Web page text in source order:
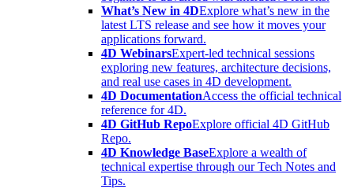
What’s New in 4DExplore what’s new in the
latest LTS release and see how it moves your
applications forward.
4D WebinarsExpert-led technical sessions
exploring new features, architecture decisions,
and real use cases in 4D development.
4D DocumentationAccess the official technical
reference for 4D.
4D GitHub RepoExplore official 4D GitHub
Repo.
4D Knowledge BaseExplore a wealth of
technical expertise through our Tech Notes and
Tips.